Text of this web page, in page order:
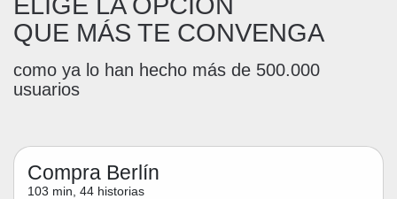
QUE MÁS TE CONVENGA
como ya lo han hecho más de 500.000
usuarios
Compra Berlín
103 min, 44 historias